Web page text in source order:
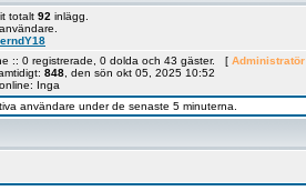
totalt 92 inlägg.
:: 0 registrerade, 0 dolda och 43 gäster. [ Administratör
848 , den sön okt 05, 2025 10:52
Inga
användare under de senaste 5 minuterna.